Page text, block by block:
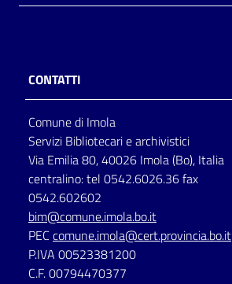
lettura
Seguici
su
CONTATTI
Comune di Imola
Servizi Bibliotecari e archivistici
Via Emilia 80, 40026 Imola (Bo), Italia
centralino: tel 0542.6026.36 fax
0542.602602
bim@comune.imola.bo.it
PEC comune.imola@cert.provincia.bo.it
P.IVA 00523381200
C.F. 00794470377